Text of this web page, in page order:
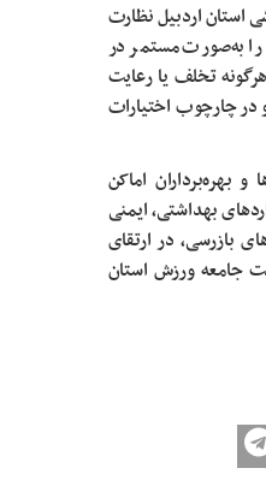
استان اردبیل نظارت
را به‌صورت مستمر در
تخلف یا رعایت
در چارچوب اختیارات
و بهره‌برداران اماکن
بهداشتی، ایمنی
بازرسی، در ارتقای
جامعه ورزش استان